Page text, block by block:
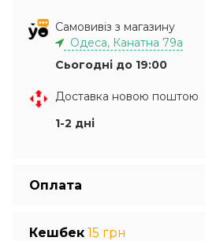
Самовивіз з магазину
Одеса, Канатна 79а
Сьогодні до 19:00
Доставка новою поштою
1-2 дні
Оплата
Кешбек 15 грн